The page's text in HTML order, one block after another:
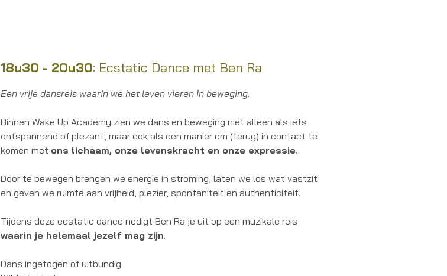
18u30 - 20u30: Ecstatic Dance met Ben Ra
Een vrije dansreis waarin we het leven vieren in beweging.
Binnen Wake Up Academy zien we dans en beweging niet alleen als iets
ontspannend of plezant, maar ook als een manier om (terug) in contact te
komen met ons lichaam, onze levenskracht en onze expressie.
Door te bewegen brengen we energie in stroming, laten we los wat vastzit
en geven we ruimte aan vrijheid, plezier, spontaniteit en authenticiteit.
Tijdens deze ecstatic dance nodigt Ben Ra je uit op een muzikale reis
waarin je helemaal jezelf mag zijn.
Dans ingetogen of uitbundig.